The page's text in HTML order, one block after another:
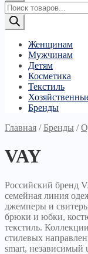
Поиск
товаров
Женщинам
Мужчинам
Детям
Косметика
Текстиль
Бренды
Главная /Бренды /
VAY
Российский бренд
семейная линия
джемперы и
брюки и юбки,
текстиль.
стилевых
smart, независимый